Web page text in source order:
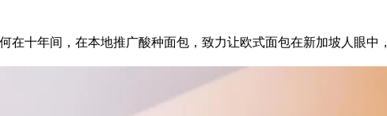
在十年间，在本地推广酸种面包，致力让欧式面包在新加坡人眼中